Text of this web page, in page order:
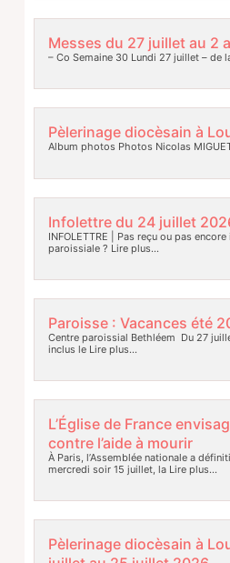
Messes du 27 juillet au 2
– Co Semaine 30 Lundi 27 juillet – de
Pèlerinage diocèsain à
Album photos Photos Nicolas
Infolettre du 24 juillet
INFOLETTRE | Pas reçu ou pas
paroissiale ? Lire plus…
Paroisse : Vacances été
Centre paroissial Bethléem Du 27
inclus leLire plus…
L’Église de France
contre l’aide à mourir
À Paris, l’Assemblée nationale a
mercredi soir 15 juillet, laLire plus…
Pèlerinage diocèsain à